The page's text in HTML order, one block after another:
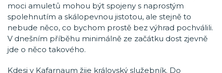
moci amuletů mohou být spojeny s naprostým
spolehnutím a skálopevnou jistotou, ale stejně to
nebude něco, co bychom prostě bez výhrad pochválili.
V dnešním příběhu minimálně ze začátku dost zjevně
jde o něco takového.
Kdesi v Kafarnaum žije královský služebník. Do